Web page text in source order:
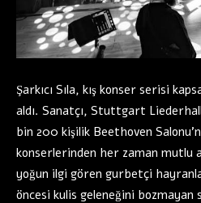
Şarkıcı Sıla, kış konser serisi
aldı. Sanatçı, Stuttgart
bin 200 kişilik Beethoven
konserlerinden her zaman mutlu
yoğun ilgi gören gurbetçi
öncesi kulis geleneğini bozmayan